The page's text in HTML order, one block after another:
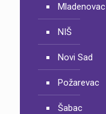
Mladenovac
NIŠ
Novi Sad
Požarevac
Šabac